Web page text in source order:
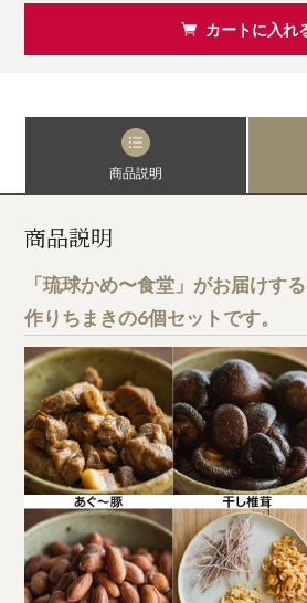
カートに入れ
商品説明
商品説明
「琉球かめ〜食堂」がお届けす
作りちまきの6個セットです。